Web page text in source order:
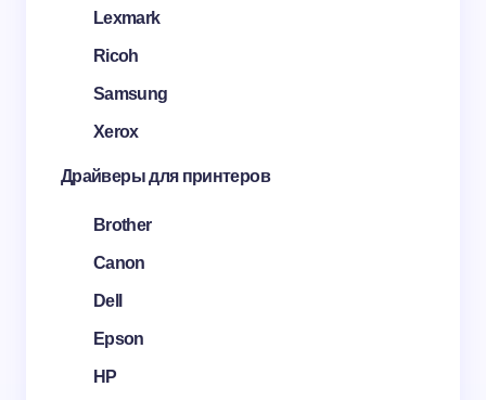
Lexmark
Ricoh
Samsung
Xerox
Драйверы для принтеров
Brother
Canon
Dell
Epson
HP